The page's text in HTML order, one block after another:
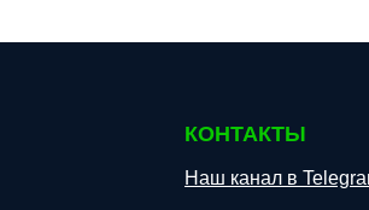
КОНТАКТЫ
Наш канал в